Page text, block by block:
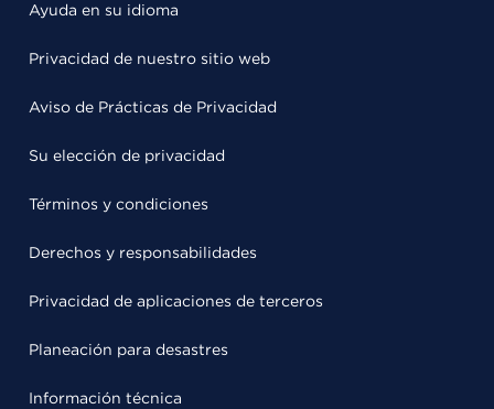
Ayuda en su idioma
Privacidad de nuestro sitio web
Aviso de Prácticas de Privacidad
Su elección de privacidad
Términos y condiciones
Derechos y responsabilidades
Privacidad de aplicaciones de terceros
Planeación para desastres
Información técnica